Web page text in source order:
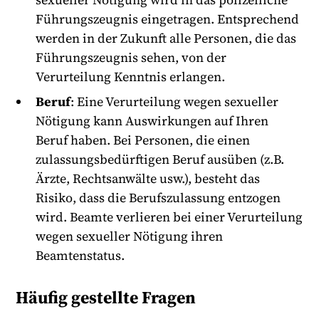
Führungszeugnis eingetragen. Entsprechend
werden in der Zukunft alle Personen, die das
Führungszeugnis sehen, von der
Verurteilung Kenntnis erlangen.
Beruf: Eine Verurteilung wegen sexueller
Nötigung kann Auswirkungen auf Ihren
Beruf haben. Bei Personen, die einen
zulassungsbedürftigen Beruf ausüben (z.B.
Ärzte, Rechtsanwälte usw.), besteht das
Risiko, dass die Berufszulassung entzogen
wird. Beamte verlieren bei einer Verurteilung
wegen sexueller Nötigung ihren
Beamtenstatus.
Häufig gestellte Fragen